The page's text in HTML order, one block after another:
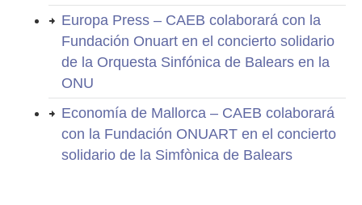
Europa Press – CAEB colaborará con la
Fundación Onuart en el concierto solidario
de la Orquesta Sinfónica de Balears en la
ONU
Economía de Mallorca – CAEB colaborará
con la Fundación ONUART en el concierto
solidario de la Simfònica de Balears